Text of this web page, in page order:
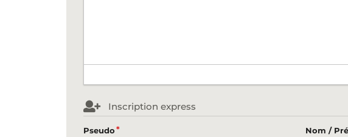
Inscription express
Pseudo Nom /